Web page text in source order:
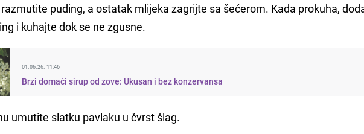
puding, a ostatak mlijeka zagrijte sa šećerom. Kada prokuha,
i kuhajte dok se ne zgusne.
01.06.26. 11:46
Brzi domaći sirup od zove: Ukusan i bez konzervansa
umutite slatku pavlaku u čvrst šlag.